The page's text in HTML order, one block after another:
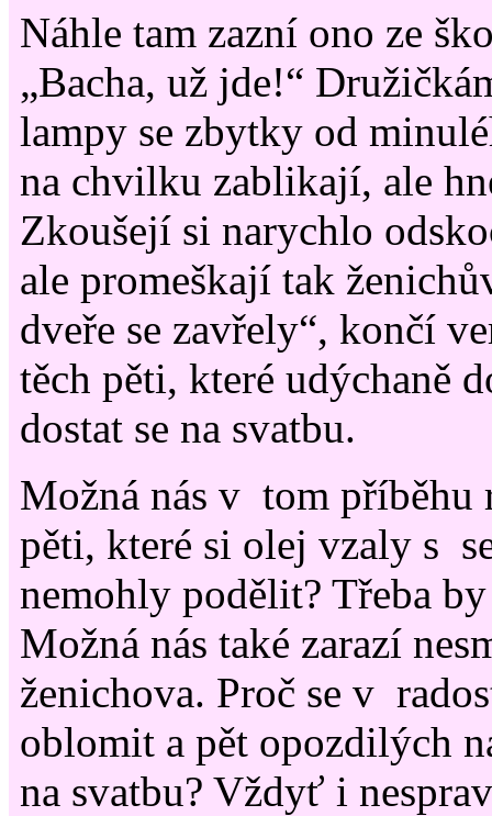
Náhle tam zazní ono ze
„Bacha, už jde!“
lampy se zbytky od
na chvilku zablikají, ale
Zkoušejí si narychlo
ale promeškají tak
dveře se zavřely“, končí
těch pěti, které udýchaně
dostat se na svatbu.
Možná nás v tom příběhu
pěti, které si olej vzaly s
nemohly podělit? Třeba
Možná nás také zarazí
ženichova. Proč se v
oblomit a pět opozdilých
na svatbu? Vždyť i